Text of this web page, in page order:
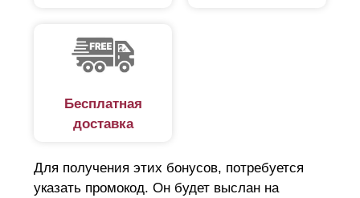
Бесплатная
доставка
Для получения этих бонусов, потребуется
указать промокод. Он будет выслан на